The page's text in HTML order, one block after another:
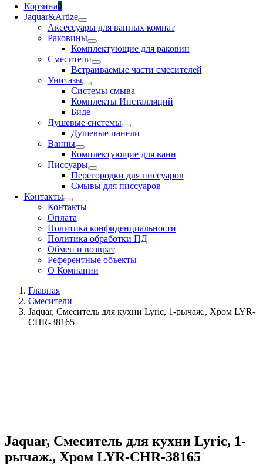
Корзина0
Jaquar&Artize
Аксессуары для ванных комнат
Раковины
Комплектующие для раковин
Смесители
Встраиваемые части смесителей
Унитазы
Системы смыва
Комплекты Инсталляций
Биде
Душевые системы
Душевые панели
Ванны
Комплектующие для ванн
Писсуары
Перегородки для писсуаров
Смывы для писсуаров
Контакты
Контакты
Оплата
Политика конфиденциальности
Политика обработки ПД
Обмен и возврат
Референтные объекты
О Компании
Главная
Смесители
Jaquar, Смеситель для кухни Lyric, 1-рычаж., Хром LYR-
CHR-38165
Jaquar, Смеситель для кухни Lyric, 1-
рычаж., Хром LYR-CHR-38165